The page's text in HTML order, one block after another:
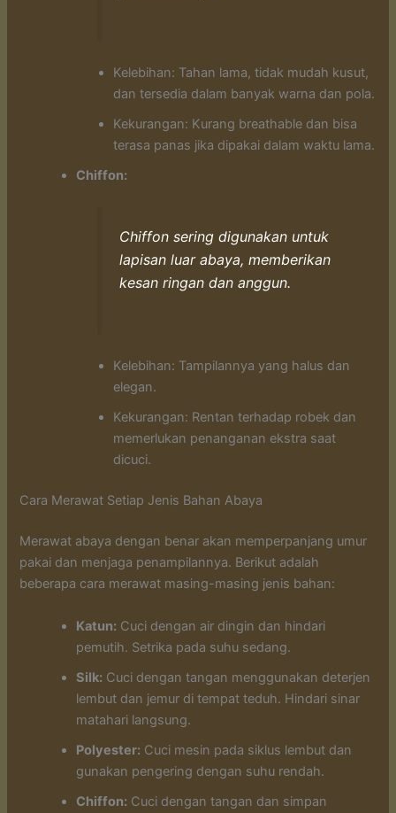
Kelebihan: Tahan lama, tidak mudah kusut,
dan tersedia dalam banyak warna dan pola.
Kekurangan: Kurang breathable dan bisa
terasa panas jika dipakai dalam waktu lama.
Chiffon:
Chiffon sering digunakan untuk
lapisan luar abaya, memberikan
kesan ringan dan anggun.
Kelebihan: Tampilannya yang halus dan
elegan.
Kekurangan: Rentan terhadap robek dan
memerlukan penanganan ekstra saat
dicuci.
Cara Merawat Setiap Jenis Bahan Abaya
Merawat abaya dengan benar akan memperpanjang umur
pakai dan menjaga penampilannya. Berikut adalah
beberapa cara merawat masing-masing jenis bahan:
Katun: Cuci dengan air dingin dan hindari
pemutih. Setrika pada suhu sedang.
Silk: Cuci dengan tangan menggunakan deterjen
lembut dan jemur di tempat teduh. Hindari sinar
matahari langsung.
Polyester: Cuci mesin pada siklus lembut dan
gunakan pengering dengan suhu rendah.
Chiffon: Cuci dengan tangan dan simpan